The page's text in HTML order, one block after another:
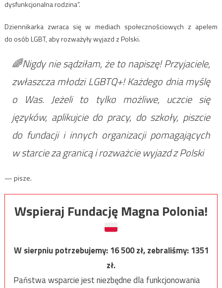
dysfunkcjonalna rodzina”.
Dziennikarka zwraca się w mediach społecznościowych z apelem
do osób LGBT, aby rozważyły wyjazd z Polski.
🌈Nigdy nie sądziłam, że to napiszę! Przyjaciele,
zwłaszcza młodzi LGBTQ+! Każdego dnia myślę
o Was. Jeżeli to tylko możliwe, uczcie się
języków, aplikujcie do pracy, do szkoły, piszcie
do fundacji i innych organizacji pomagających
w starcie za granicą i rozważcie wyjazd z Polski
— pisze.
Wspieraj Fundację Magna Polonia!
W sierpniu potrzebujemy:16 500zł, zebraliśmy:1351
zł.
Państwa wsparcie jest niezbędne dla funkcjonowania